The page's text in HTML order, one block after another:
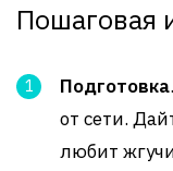
Пошаговая
Подготовка
от сети.
любит